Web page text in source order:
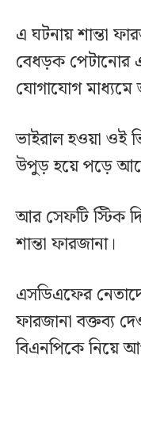
এ ঘটনায় শান্তা
বেধড়ক পেটানোর
যোগাযোগ মাধ্যমে
ভাইরাল হওয়া ওই
উপুড় হয়ে পড়ে
আর সেফটি স্টিক
শান্তা ফারজানা।
এসডিএফের
ফারজানা বক্তব্য
বিএনপিকে নিয়ে